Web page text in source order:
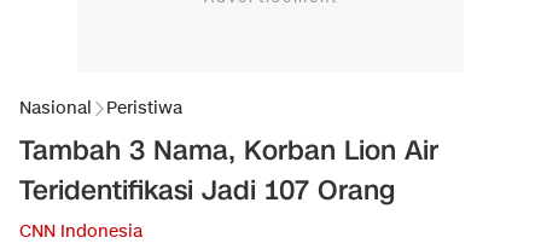
Nasional Peristiwa
Tambah 3 Nama, Korban Lion Air
Teridentifikasi Jadi 107 Orang
CNN Indonesia